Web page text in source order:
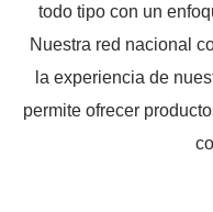
todo tipo con un
Nuestra red nacional
la experiencia de
permite ofrecer